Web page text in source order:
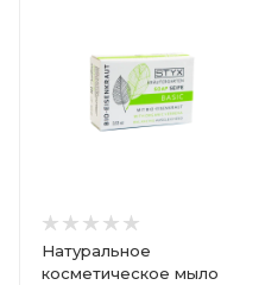
Натуральное
косметическое мыло